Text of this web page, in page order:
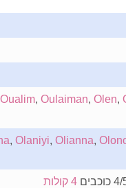
Oualim, Oulaiman, Olen,
, Olaniyi, Olianna,
4 קולות